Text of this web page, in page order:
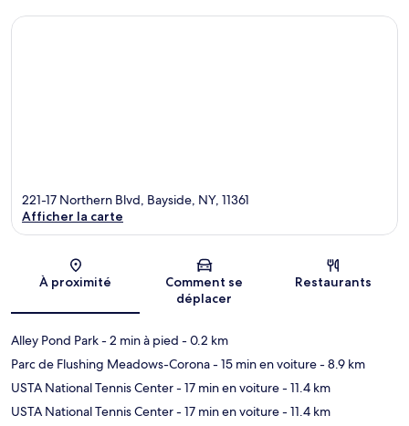
Carte
221-17 Northern Blvd, Bayside, NY, 11361
Afficher la carte
À proximité
Comment se
déplacer
Restaurants
Alley Pond Park- 2 min à pied - 0.2 km
Parc de Flushing Meadows-Corona- 15 min en voiture- 8.9 km
USTA National Tennis Center- 17 min en voiture- 11.4 km
USTA National Tennis Center- 17 min en voiture- 11.4 km